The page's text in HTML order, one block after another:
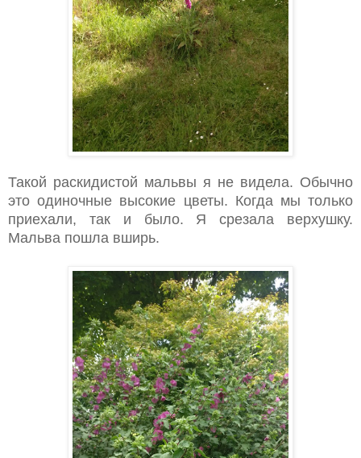
Такой раскидистой мальвы я не видела. Обычно
это одиночные высокие цветы. Когда мы только
приехали, так и было. Я срезала верхушку.
Мальва пошла вширь.